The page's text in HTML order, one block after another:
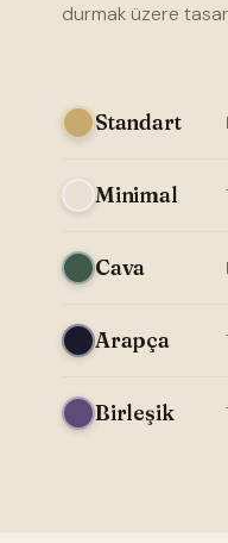
durmak üzere
Standart
Minimal
Cava
Arapça
Birleşik